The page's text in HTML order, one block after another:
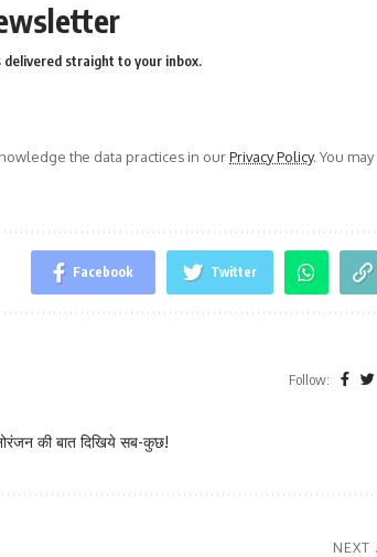
straight to your inbox.
the data practices in ourPrivacy Policy. You may
Facebook Twitter
Follow:
की बात दिखिये सब-कुछ!
NEXT